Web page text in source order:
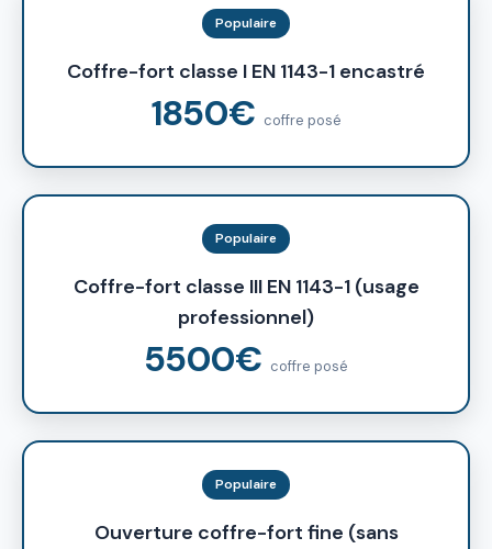
Populaire
Coffre-fort classe I EN 1143-1 encastré
1850€ coffre posé
Populaire
Coffre-fort classe III EN 1143-1 (usage
professionnel)
5500€ coffre posé
Populaire
Ouverture coffre-fort fine (sans